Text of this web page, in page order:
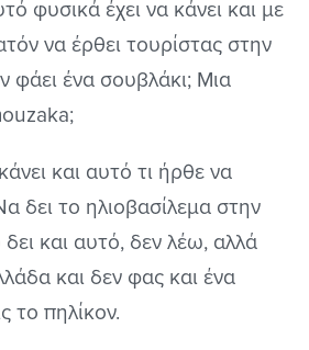
φυσικά έχει να κάνει και με
να έρθει τουρίστας στην
φάει ένα σουβλάκι; Μια
και αυτό τι ήρθε να
δει το ηλιοβασίλεμα στην
και αυτό, δεν λέω, αλλά
και δεν φας και ένα
το πηλίκον.